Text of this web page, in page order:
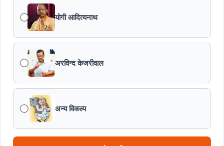
मध्यप्रदेश पुलिस की अवैध मादक पदार्थों के विरूद्ध प्रभावी कार्यवाही
एफएसएल भर्ती-2026 का अंतिम परिणाम घोषित
विकसित मध्यप्रदेश-2047’ की वित्तीय रूपरेखा तैयार
28 के बजट अनुमान तथा वित्तीय वर्ष 2028-29, 2029-30 के
लिए रोलिंग बजट की तैयारी हेतु बजट कार्यक्रम
योगी आदित्यनाथ
अरविन्द केजरीवाल
अन्य विकल्प